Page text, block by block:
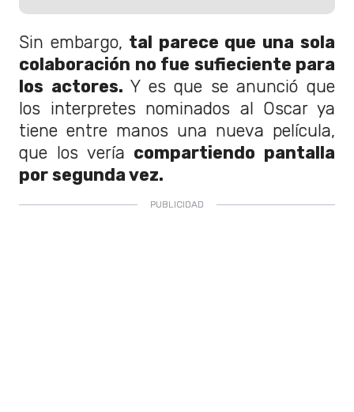
Sin embargo, tal parece que una sola
colaboración no fue sufieciente para
los actores. Y es que se anunció que
los interpretes nominados al Oscar ya
tiene entre manos una nueva película,
que los vería compartiendo pantalla
por segunda vez.